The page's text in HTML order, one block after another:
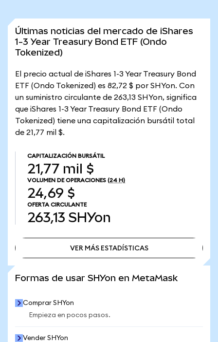
Últimas noticias del mercado de iShares
1-3 Year Treasury Bond ETF (Ondo
Tokenized)
El precio actual de iShares 1-3 Year Treasury Bond
ETF (Ondo Tokenized) es 82,72 $ por SHYon. Con
un suministro circulante de 263,13 SHYon, significa
que iShares 1-3 Year Treasury Bond ETF (Ondo
Tokenized) tiene una capitalización bursátil total
de 21,77 mil $.
CAPITALIZACIÓN BURSÁTIL
21,77 mil $
VOLUMEN DE OPERACIONES (24 H)
24,69 $
OFERTA CIRCULANTE
263,13 SHYon
VER MÁS ESTADÍSTICAS
Formas de usar SHYon en MetaMask
Comprar SHYon
Empieza en pocos pasos.
Vender SHYon